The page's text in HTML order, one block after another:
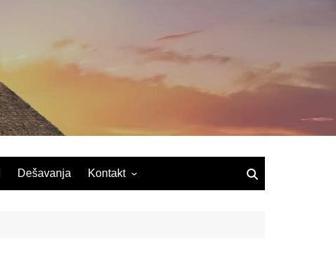
Dešavanja Kontakt